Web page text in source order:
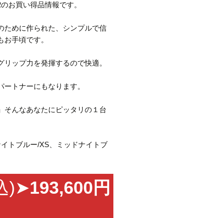
お買い得品情報です。
ために作られた、シンプルで信
手頃です。
ップ力を発揮するので快適。
トナーにもなります。
そんなあなたにピッタリの１台
トブルー/XS、ミッドナイトブ
)➤193,600円